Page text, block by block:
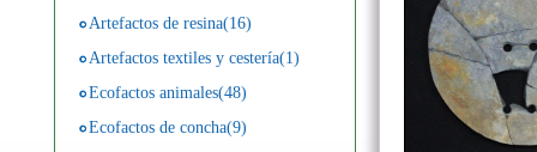
Artefactos de resina(16)
Artefactos textiles y cestería(1)
Ecofactos animales(48)
Ecofactos de concha(9)